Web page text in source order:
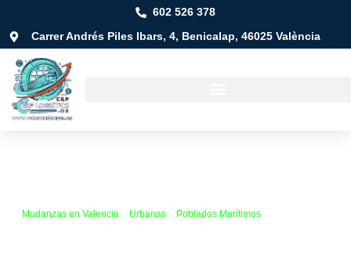
602 526 378
Carrer Andrés Piles Ibars, 4, Benicalap, 46025 València
Mudanzas en Valencia Urbanas Poblados Marítimos